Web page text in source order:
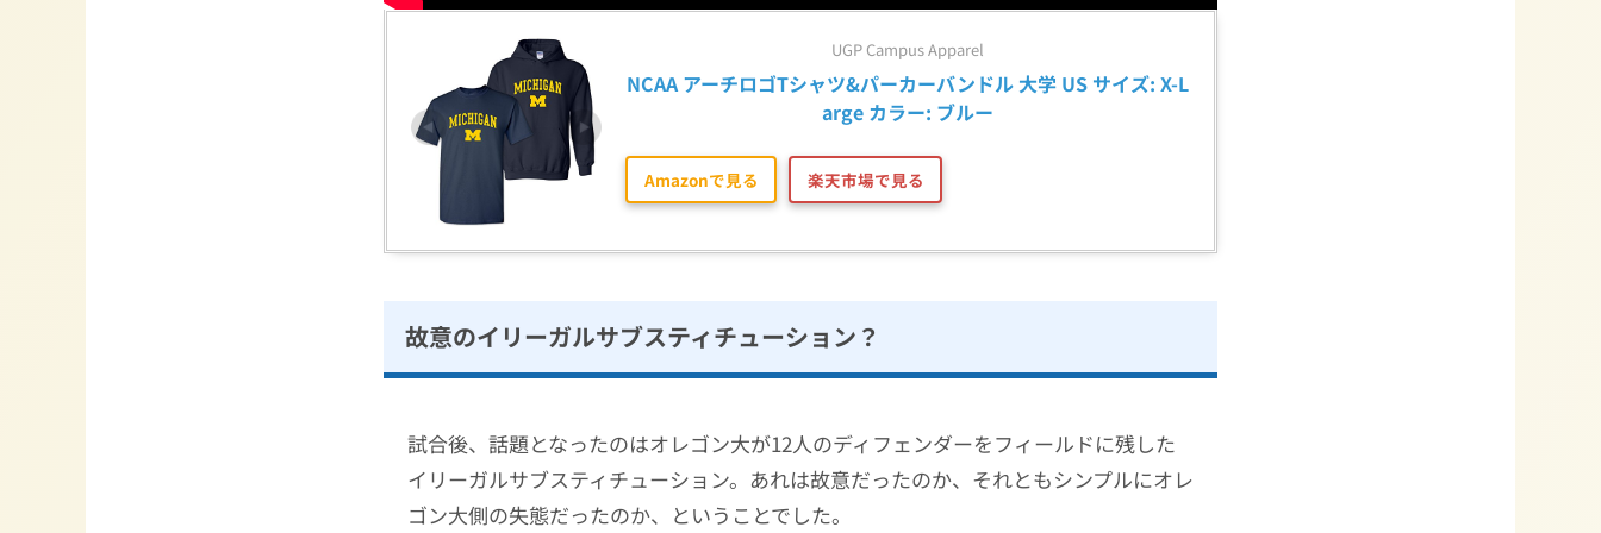
UGP Campus Apparel
NCAA アーチロゴTシャツ&パーカーバンドル 大学 US サイズ: X-L
arge カラー: ブルー
Amazonで見る 楽天市場で見る
故意のイリーガルサブスティチューション？
試合後、話題となったのはオレゴン大が12人のディフェンダーをフィールドに残した
イリーガルサブスティチューション。あれは故意だったのか、それともシンプルにオレ
ゴン大側の失態だったのか、ということでした。